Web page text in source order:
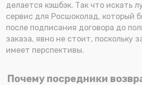
делается кэшбэк. Так что искать
сервис для Росшоколад, который
после подписания договора до
заказа, явно не стоит, поскольку
имеет перспективы.
Почему посредники